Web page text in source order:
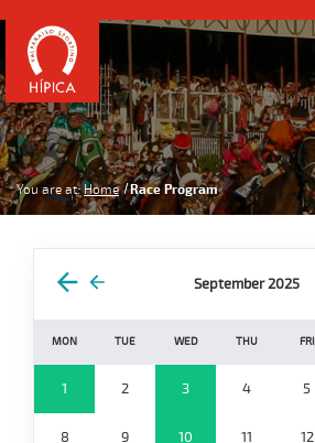
You are at: Home Race Program
September 2025
MON TUE WED THU FRI
1 2 3 4 5
8 9 10 11 12